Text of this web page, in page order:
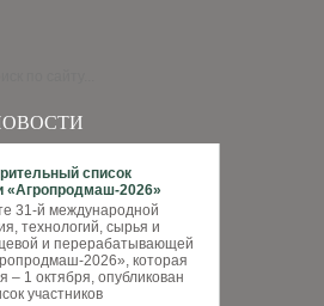
список
«Агропродмаш-2026»
31-й международной
технологий, сырья и
и перерабатывающей
2026», которая
– 1 октября, опубликован
участников